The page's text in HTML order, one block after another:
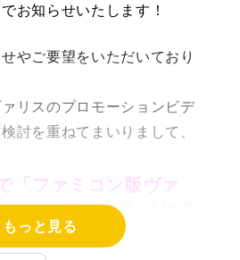
お知らせいたします！
やご要望をいただいており
ァリスのプロモーションビデ
討を重ねてまいりまして、
「ファミコン版ヴァ
ョンビデオ」を追加収
もっと見る